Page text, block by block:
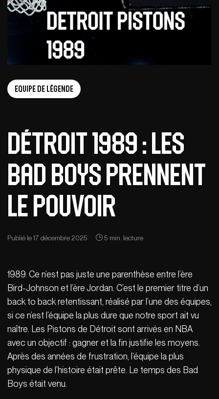
Equipe de légende
DÉTROIT 1989 : LES
BAD BOYS PRENNENT
LE POUVOIR
Publié le 17 décembre 2025 5 min. lecture
1989. Ce n’est pas juste une parenthèse entre l’ère
Bird-Johnson et l’ère Jordan. C’est le premier titre d’un
back to back retentissant, réalisé par l’une des équipes,
si ce n’est l’équipe la plus dure que notre sport ait vu
naître. Les Pistons de Détroit sont arrivés en NBA
avec un objectif : gagner et la fin justifie les moyens.
Après des années de frustration, l’équipe la plus
physique de l’histoire était prête. Le temps des Bad
Boys était venu.